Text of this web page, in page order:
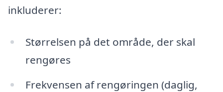
inkluderer:
Størrelsen på det område, der skal
rengøres
Frekvensen af rengøringen (daglig,